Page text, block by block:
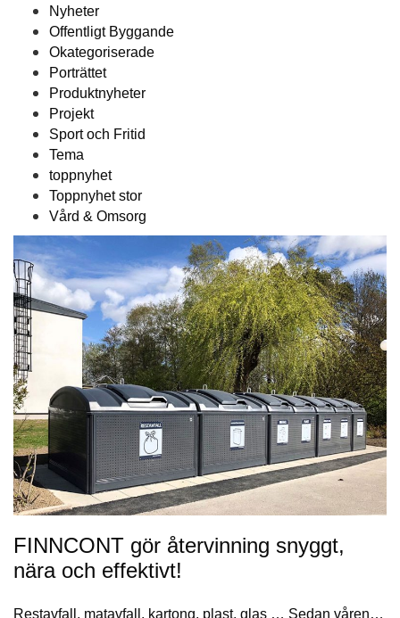
Nyheter
Offentligt Byggande
Okategoriserade
Porträttet
Produktnyheter
Projekt
Sport och Fritid
Tema
toppnyhet
Toppnyhet stor
Vård & Omsorg
FINNCONT gör återvinning snyggt,
nära och effektivt!
Restavfall, matavfall, kartong, plast, glas … Sedan våren…